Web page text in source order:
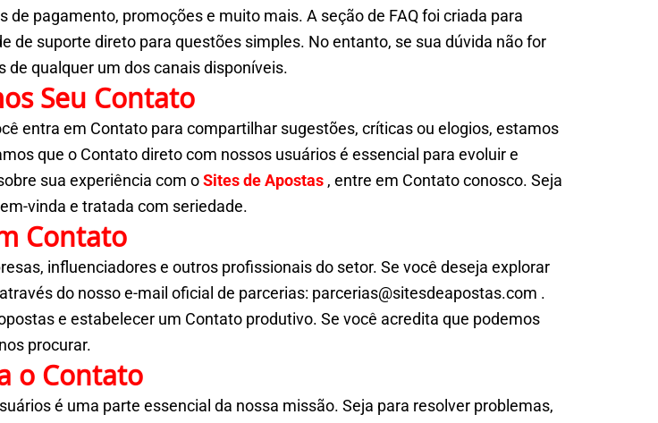
pagamento, promoções e muito mais. A seção de FAQ foi criada para
de suporte direto para questões simples. No entanto, se sua dúvida não for
qualquer um dos canais disponíveis.
Seu Contato
entra em Contato para compartilhar sugestões, críticas ou elogios, estamos
que o Contato direto com nossos usuários é essencial para evoluir e
sua experiência com oSites de Apostas , entre em Contato conosco. Seja
vinda e tratada com seriedade.
Contato
influenciadores e outros profissionais do setor. Se você deseja explorar
do nosso e-mail oficial de parcerias: parcerias@sitesdeapostas.com .
e estabelecer um Contato produtivo. Se você acredita que podemos
procurar.
o Contato
é uma parte essencial da nossa missão. Seja para resolver problemas,